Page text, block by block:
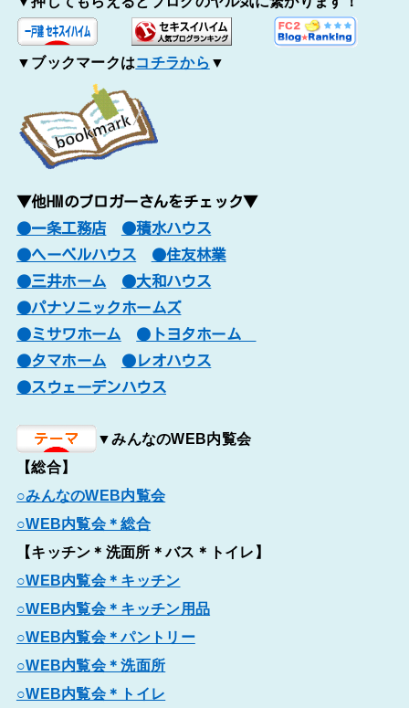
▼ブックマークはコチラから ▼
▼他HMのブロガーさんをチェック▼
●一条工務店
●積水ハウス
●ヘーベルハウス
●住友林業
●三井ホーム
●大和ハウス
●パナソニックホームズ
●ミサワホーム
●トヨタホーム
●タマホーム
●レオハウス
●スウェーデンハウス
▼みんなのWEB内覧会
【総合】
○みんなのWEB内覧会
○WEB内覧会＊総合
【キッチン＊洗面所＊バス＊トイレ】
○WEB内覧会＊キッチン
○WEB内覧会＊キッチン用品
○WEB内覧会＊パントリー
○WEB内覧会＊洗面所
○WEB内覧会＊トイレ